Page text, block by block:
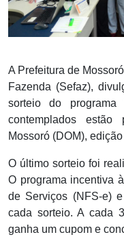
A Prefeitura de
Fazenda (Sefaz),
sorteio do programa
contemplados
Mossoró (DOM),
O último sorteio foi
O programa incentiva
de Serviços (NFS-e)
cada sorteio. A cada
ganha um cupom e